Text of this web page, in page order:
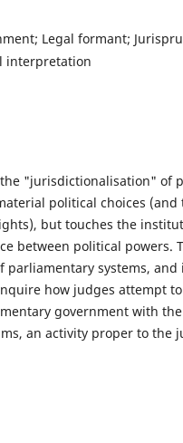
Legal formant;
interpretation
"jurisdictionalisation" of
political choices (and
but touches the
between political powers.
parliamentary systems, and
how judges attempt
government with the
an activity proper to the